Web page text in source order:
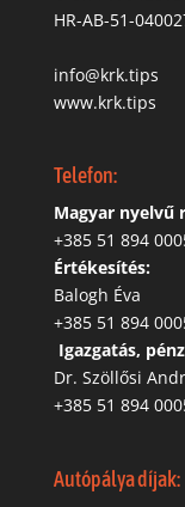
HR-AB-51-
info@krk.tips
www.krk.tips
Telefon:
Magyar nyelvű
‭+385 51 894
Értékesítés:
Balogh Éva
+385 51 894
Igazgatás,
Dr. Szöllősi
+385 51 894
Autópálya díjak: